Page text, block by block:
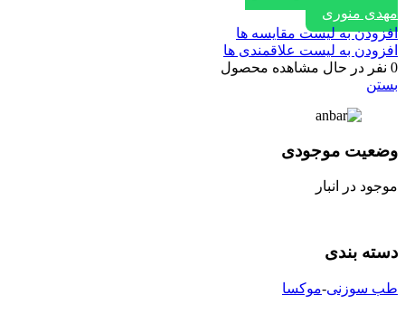
مهدی منوری
افزودن به لیست مقایسه ها
افزودن به لیست علاقمندی ها
0 نفر در حال مشاهده محصول
بستن
وضعیت موجودی
موجود در انبار
دسته بندی
طب سوزنی-موکسا